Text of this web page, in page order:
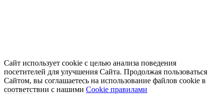
Сайт использует cookie с целью анализа поведения
посетителей для улучшения Сайта. Продолжая пользоваться
Сайтом, вы соглашаетесь на использование файлов cookie в
соответствии с нашими Cookiе правилами